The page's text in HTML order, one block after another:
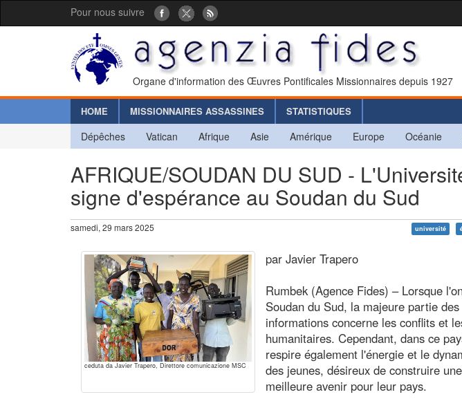
Pour nous suivre
Organe d'information des Œuvres Pontificales Missionnaires depuis 1927
HOME MISSIONNAIRES ASSASSINES STATISTIQUES
Dépêches Vatican Afrique Asie Amérique Europe Océanie
AFRIQUE/SOUDAN DU SUD -
signe d'espérance au Soudan du Sud
samedi, 29 mars 2025 université
ceduta da Javier Trapero, Direttore comunicazione MSC
par Javier Trapero
Rumbek (Agence Fides) – Lorsque
Soudan du Sud, la majeure partie des
informations concerne les conflits et
humanitaires. Cependant, dans ce
respire également l'énergie et le
des jeunes, désireux de construire une
meilleure avenir pour leur pays.